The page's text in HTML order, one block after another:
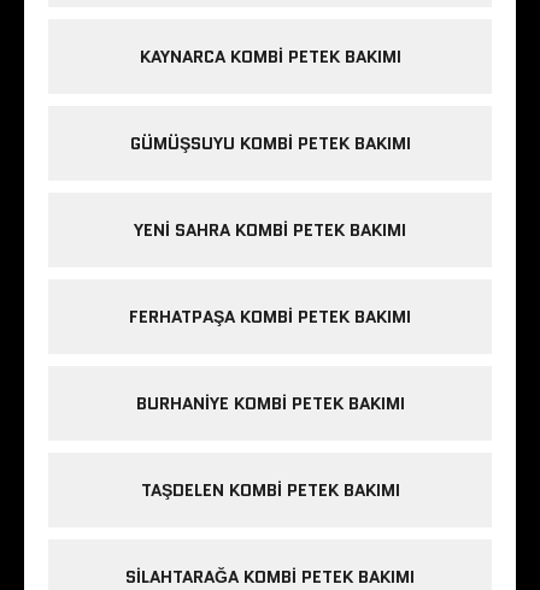
KAYNARCA KOMBI PETEK BAKIMI
GÜMÜŞSUYU KOMBI PETEK BAKIMI
YENI SAHRA KOMBI PETEK BAKIMI
FERHATPAŞA KOMBI PETEK BAKIMI
BURHANIYE KOMBI PETEK BAKIMI
TAŞDELEN KOMBI PETEK BAKIMI
SILAHTARAĞA KOMBI PETEK BAKIMI